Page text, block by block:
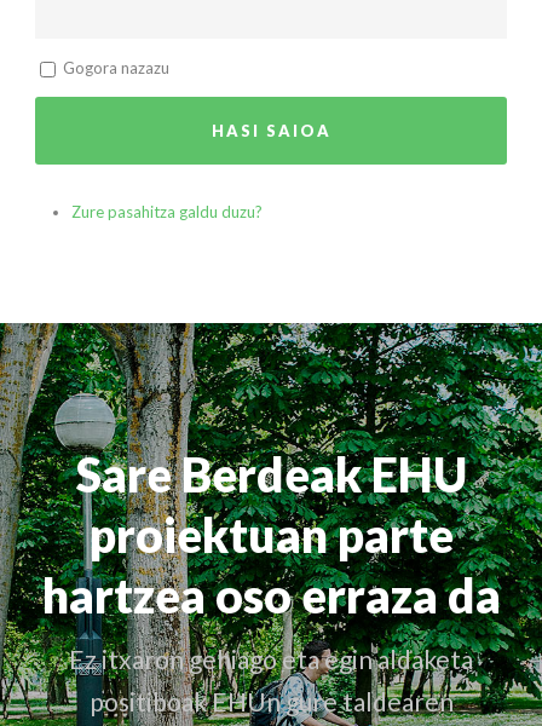
Gogora nazazu
HASI SAIOA
Zure pasahitza galdu duzu?
Sare Berdeak EHU
proiektuan parte
hartzea oso erraza da
Ez itxaron gehiago eta egin aldaketa
positiboak EHUn gure taldearen